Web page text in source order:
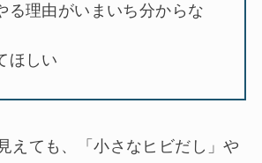
る理由がいまいち分からな
ほしい
えても、「小さなヒビだし」や